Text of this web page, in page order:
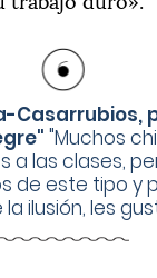
Casarrubios,
"Muchos
a las clases,
de este tipo y
la ilusión, les